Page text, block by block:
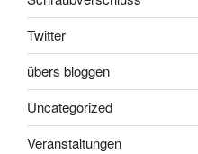
Twitter
übers bloggen
Uncategorized
Veranstaltungen